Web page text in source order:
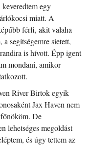
keveredtem egy
miatt. A
férfi, akit valaha
a segítségemre sietett,
is hívott. Épp igent
mondani, amikor
River Birtok egyik
Jax Haven nem
De
lehetséges megoldást
és úgy tettem az